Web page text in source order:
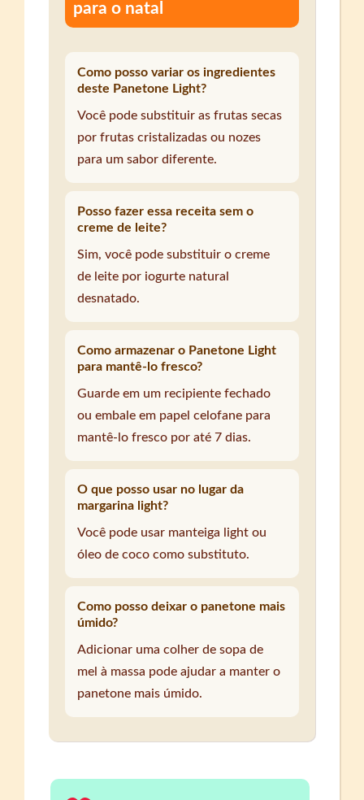
para o natal
Como posso variar os ingredientes
deste Panetone Light?
Você pode substituir as frutas secas
por frutas cristalizadas ou nozes
para um sabor diferente.
Posso fazer essa receita sem o
creme de leite?
Sim, você pode substituir o creme
de leite por iogurte natural
desnatado.
Como armazenar o Panetone Light
para mantê-lo fresco?
Guarde em um recipiente fechado
ou embale em papel celofane para
mantê-lo fresco por até 7 dias.
O que posso usar no lugar da
margarina light?
Você pode usar manteiga light ou
óleo de coco como substituto.
Como posso deixar o panetone mais
úmido?
Adicionar uma colher de sopa de
mel à massa pode ajudar a manter o
panetone mais úmido.